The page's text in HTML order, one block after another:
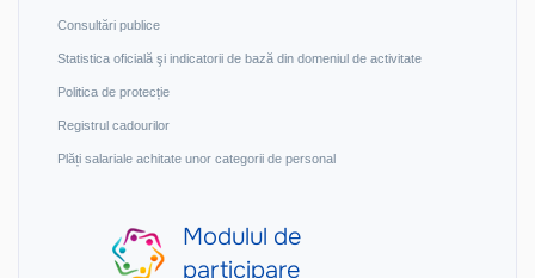
Consultări publice
Statistica oficială şi indicatorii de bază din domeniul de activitate
Politica de protecție
Registrul cadourilor
Plăți salariale achitate unor categorii de personal